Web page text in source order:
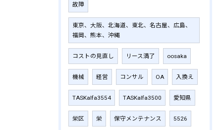
故障
東京、大阪、北海道、東北、名古屋、広島、
福岡、熊本、沖縄
コストの見直し リース満了 oosaka
機械 経営 コンサル OA 入換え
TASKalfa3554 TASKalfa3500 愛知県
栄区 栄 保守メンテナンス 5526